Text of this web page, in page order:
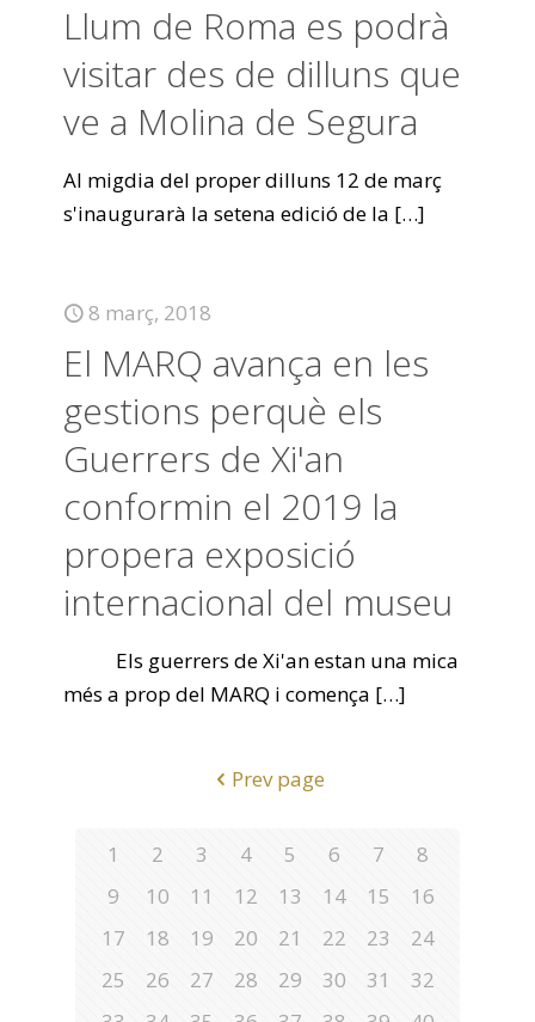
Llum de Roma es podrà
visitar des de dilluns que
ve a Molina de Segura
Al migdia del proper dilluns 12 de març
s'inaugurarà la setena edició de la […]
8 març, 2018
El MARQ avança en les
gestions perquè els
Guerrers de Xi'an
conformin el 2019 la
propera exposició
internacional del museu
Els guerrers de Xi'an estan una mica
més a prop del MARQ i comença […]
Prev page
1 2 3 4 5 6 7
8
9
10 11 12 13 14 15
16
17
18 19 20 21 22 23
24
25
26 27 28 29 30 31
32